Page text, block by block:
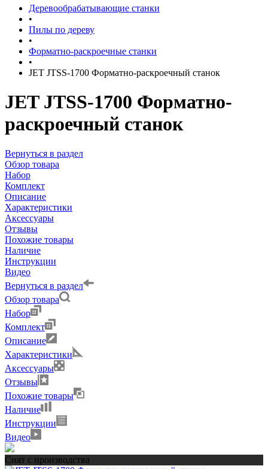
Деревообрабатывающие станки
•
Пилы по дереву
•
Форматно-раскроечные станки
•
JET JTSS-1700 Форматно-раскроечный станок
JET JTSS-1700 Форматно-
раскроечный станок
Вернуться в раздел
Обзор товара
Набор
Комплект
Описание
Характеристики
Аксессуары
Отзывы
Похожие товары
Наличие
Инструкции
Видео
Вернуться в раздел
Обзор товара
Набор
Комплект
Описание
Характеристики
Аксессуары
Отзывы
Похожие товары
Наличие
Инструкции
Видео
Снят с производства